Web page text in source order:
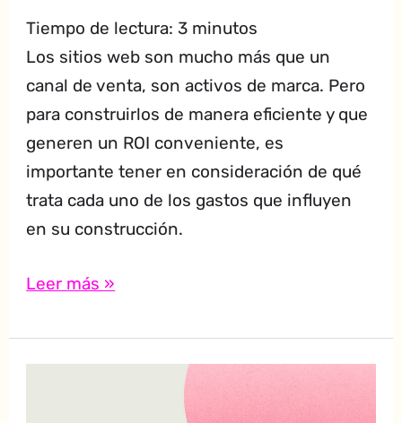
Tiempo de lectura: 3 minutos
Los sitios web son mucho más que un
canal de venta, son activos de marca. Pero
para construirlos de manera eficiente y que
generen un ROI conveniente, es
importante tener en consideración de qué
trata cada uno de los gastos que influyen
en su construcción.
Leer más »